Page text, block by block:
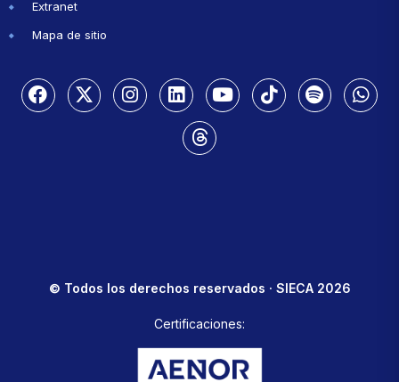
Extranet
Mapa de sitio
© Todos los derechos reservados · SIECA 2026
Certificaciones: